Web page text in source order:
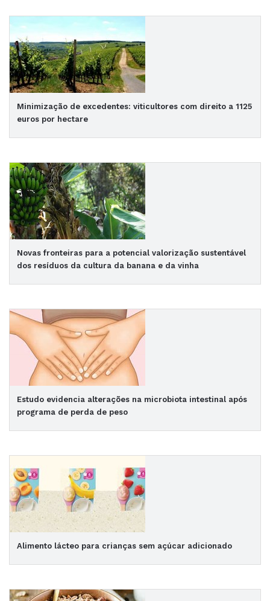
Minimização de excedentes: viticultores com direito a 1125
euros por hectare
Novas fronteiras para a potencial valorização sustentável
dos resíduos da cultura da banana e da vinha
Estudo evidencia alterações na microbiota intestinal após
programa de perda de peso
Alimento lácteo para crianças sem açúcar adicionado